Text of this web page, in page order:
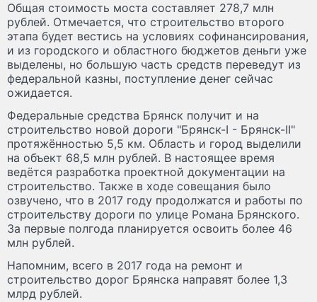
Общая стоимость моста составляет 278,7 млн
рублей. Отмечается, что строительство второго
этапа будет вестись на условиях софинансирования,
и из городского и областного бюджетов деньги уже
выделены, но большую часть средств переведут из
федеральной казны, поступление денег сейчас
ожидается.
Федеральные средства Брянск получит и на
строительство новой дороги "Брянск-I - Брянск-II"
протяжённостью 5,5 км. Область и город выделили
на объект 68,5 млн рублей. В настоящее время
ведётся разработка проектной документации на
строительство. Также в ходе совещания было
озвучено, что в 2017 году продолжатся и работы по
строительству дороги по улице Романа Брянского.
За первые полгода планируется освоить более 46
млн рублей.
Напомним, всего в 2017 года на ремонт и
строительство дорог Брянска направят более 1,3
млрд рублей.